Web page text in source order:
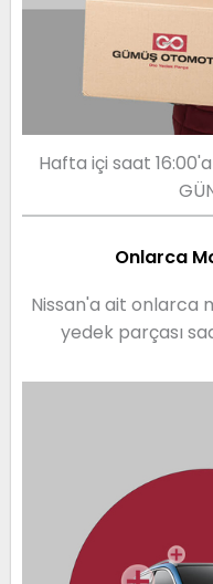
Hafta içi saat
Onlarca
Nissan'a ait onlarca
yedek parçası